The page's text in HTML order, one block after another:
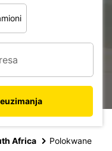
Africa Polokwane